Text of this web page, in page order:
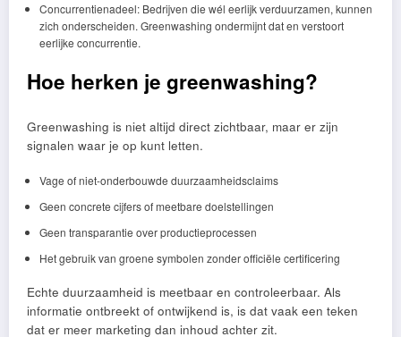
Concurrentienadeel: Bedrijven die wél eerlijk verduurzamen, kunnen
zich onderscheiden. Greenwashing ondermijnt dat en verstoort
eerlijke concurrentie.
Hoe herken je greenwashing?
Greenwashing is niet altijd direct zichtbaar, maar er zijn
signalen waar je op kunt letten.
Vage of niet-onderbouwde duurzaamheidsclaims
Geen concrete cijfers of meetbare doelstellingen
Geen transparantie over productieprocessen
Het gebruik van groene symbolen zonder officiële certificering
Echte duurzaamheid is meetbaar en controleerbaar. Als
informatie ontbreekt of ontwijkend is, is dat vaak een teken
dat er meer marketing dan inhoud achter zit.